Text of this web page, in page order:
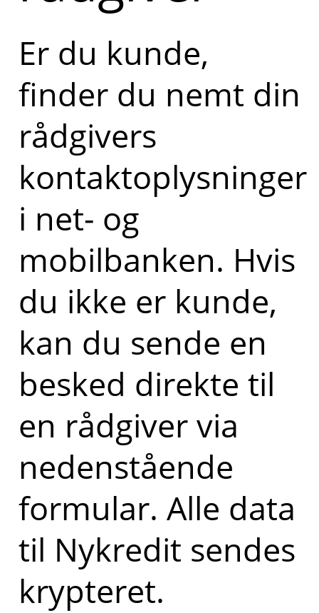
Er du kunde,
finder du nemt din
rådgivers
kontaktoplysninger
i net- og
mobilbanken. Hvis
du ikke er kunde,
kan du sende en
besked direkte til
en rådgiver via
nedenstående
formular. Alle data
til Nykredit sendes
krypteret.